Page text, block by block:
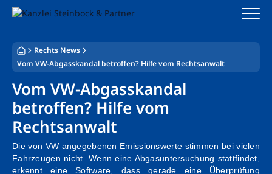
Zum
Inhalt
Startseite
Kanzlei
Team
Standorte
Rechts News
Vom VW-Abgasskandal betroffen? Hilfe vom Rechtsanwalt
Vom VW-Abgasskandal
betroffen? Hilfe vom
Rechtsanwalt
Die von VW angegebenen Emissionswerte stimmen bei vielen
Fahrzeugen nicht. Wenn eine Abgasuntersuchung stattfindet,
erkennt eine Software, dass gerade eine Überprüfung